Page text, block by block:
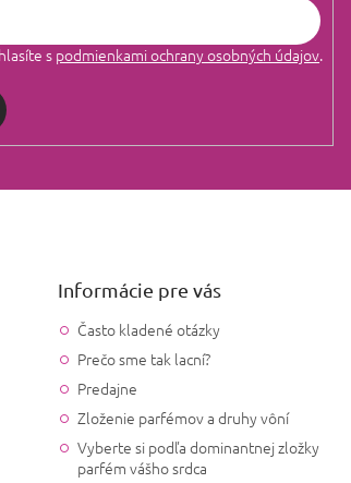
spodmienkami ochrany osobných údajov.
Informácie pre vás
Často kladené otázky
Prečo sme tak lacní?
Predajne
Zloženie parfémov a druhy vôní
Vyberte si podľa dominantnej zložky
parfém vášho srdca